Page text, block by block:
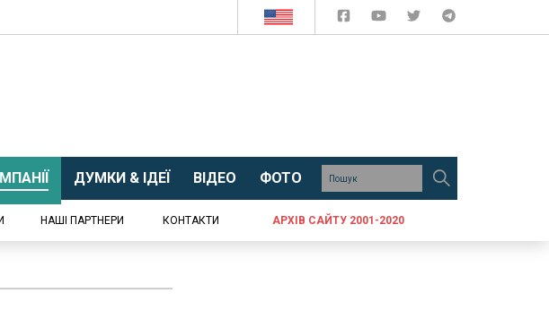
ДУМКИ & ІДЕЇ ВІДЕО ФОТО
НАШІ ПАРТНЕРИ КОНТАКТИ АРХІВ САЙТУ 2001-2020